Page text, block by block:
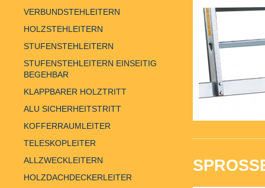
VERBUNDSTEHLEITERN
HOLZSTEHLEITERN
STUFENSTEHLEITERN
STUFENSTEHLEITERN EINSEITIG
BEGEHBAR
KLAPPBARER HOLZTRITT
ALU SICHERHEITSTRITT
KOFFERRAUMLEITER
TELESKOPLEITER
ALLZWECKLEITERN
HOLZDACHDECKERLEITER